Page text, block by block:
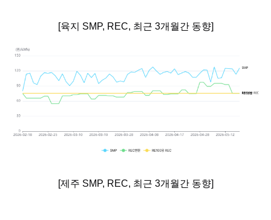
[육지 SMP, REC, 최근 3개월간 동향]
[제주 SMP, REC, 최근 3개월간 동향]